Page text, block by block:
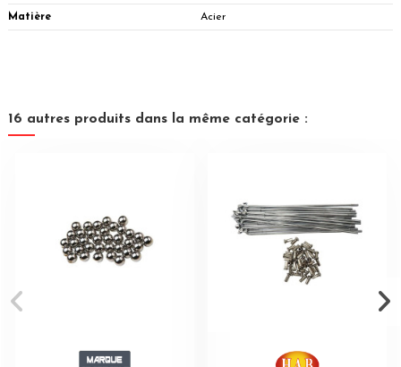
Matière Acier
16 autres produits dans la même catégorie :